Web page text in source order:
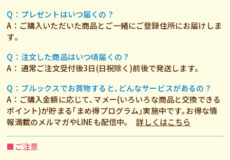
Q：プレゼントはいつ届くの？
A：ご購入いただいた商品とご一緒にご登録住所にお届けしま
す｡
Q：注文した商品はいつ頃届くの？
A： 通常ご注文受付後3日(日祝除く)前後で発送します｡
Q：ブルックスでお買物すると､どんなサービスがあるの？
A：ご購入金額に応じて､マメー(いろいろな商品と交換できる
ポイント)が貯まる｢まめ得プログラム｣実施中です｡お得な情
報満載のメルマガやLINEも配信中｡詳しくはこちら
■ご注意